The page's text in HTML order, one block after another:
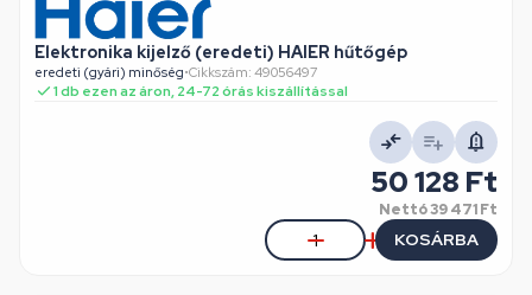
Elektronika kijelző (eredeti) HAIER hűtőgép
eredeti (gyári) minőség•Cikkszám: 49056497
1 db ezen az áron, 24-72 órás kiszállítással
50 128 Ft
Nettó39 471 Ft
KOSÁRBA